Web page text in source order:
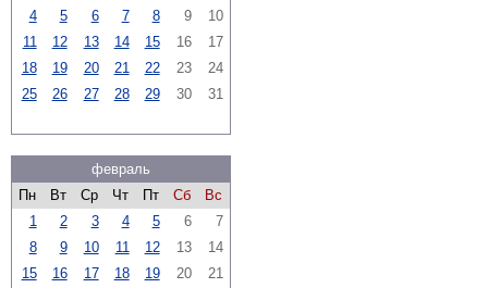
4
5 6 7 8 9
10
11
12 13 14 15 16
17
18
19 20 21 22 23
24
25
26 27 28 29 30 31
февраль
Пн
Вт Ср Чт Пт Сб
Вс
1
2 3 4 5 6
7
8
9 10 11 12 13
14
15
16 17 18 19 20
21